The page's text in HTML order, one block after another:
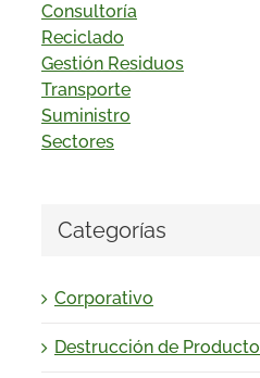
Consultoría
Reciclado
Gestión Residuos
Transporte
Suministro
Sectores
Categorías
Corporativo
Destrucción de Producto